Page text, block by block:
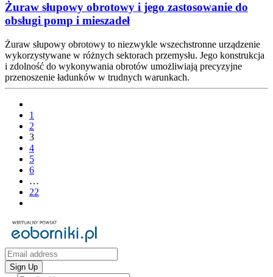
Żuraw słupowy obrotowy i jego zastosowanie do
obsługi pomp i mieszadeł
Żuraw słupowy obrotowy to niezwykle wszechstronne urządzenie
wykorzystywane w różnych sektorach przemysłu. Jego konstrukcja
i zdolność do wykonywania obrotów umożliwiają precyzyjne
przenoszenie ładunków w trudnych warunkach.
1
2
3
4
5
6
…
22
Sign Up